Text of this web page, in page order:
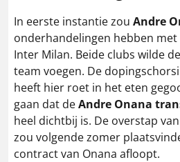
In eerste instantie zou Andre
onderhandelingen hebben met
Inter Milan. Beide clubs wilde
team voegen. De
heeft hier roet in het eten
gaan dat deAndre Onana
heel dichtbij is. De overstap
zou volgende zomer
contract van Onana afloopt.